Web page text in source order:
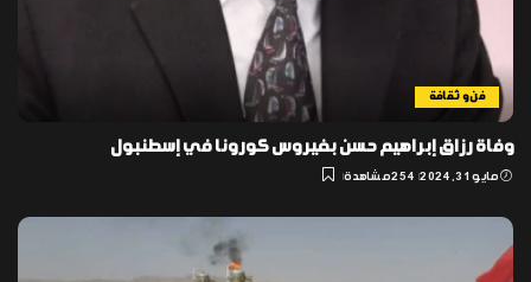
فن و ثقافة
وفاة رزاق إبراهيم حسن بفيروس كورونا في إسطنبول
مايو 31, 2024 254 مشاهدة